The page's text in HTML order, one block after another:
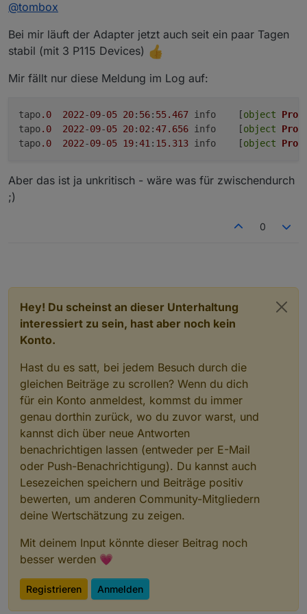
App auf Handy aufrufen
"ich" (rechts unten) aufrufen
"Dienste"
"Dienste von Drittanbietern"
"Kompatibilität mit Drittanbietern" auf "ON"
manuell die IP gesetzt wird.
tapo.0.id.ip
tapo.0.id
Motion Detection funktioniert mit Stream User und
Minimum Node v14 muss installiert sein, sonst
bekommt man exit code 25 beim installieren
Zum Installieren:
https://github.com/TA2k/ioBroker.tapo
Repo auswählen:
@tombox
Bei mir läuft der Adapter jetzt auch seit ein paar Tagen
stabil (mit 3 P115 Devices)
Mir fällt nur diese Meldung im Log auf:
tapo.0 2022-09-05 20: 56: 55.467
	info	[
object
tapo.0 2022-09-05 20: 02 :47.656
	info	[
object
tapo.0 2022-09-05 19:41 : 15.313
	info	[
object
Aber das ist ja unkritisch - wäre was für zwischendurch
;)
0
Hey! Du scheinst an dieser Unterhaltung
interessiert zu sein, hast aber noch kein
Konto.
Hast du es satt, bei jedem Besuch durch die
gleichen Beiträge zu scrollen? Wenn du dich
für ein Konto anmeldest, kommst du immer
genau dorthin zurück, wo du zuvor warst, und
kannst dich über neue Antworten
benachrichtigen lassen (entweder per E-Mail
oder Push-Benachrichtigung). Du kannst auch
Lesezeichen speichern und Beiträge positiv
bewerten, um anderen Community-Mitgliedern
deine Wertschätzung zu zeigen.
Mit deinem Input könnte dieser Beitrag noch
besser werden 💗
Registrieren Anmelden